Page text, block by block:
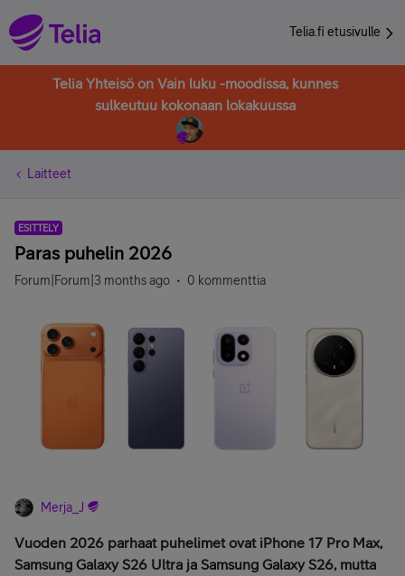
Telia.fi etusivulle
Telia Yhteisö on Vain luku -moodissa, kunnes
sulkeutuu kokonaan lokakuussa
Laitteet
ESITTELY
Paras puhelin 2026
Forum|Forum|3 months ago 0 kommenttia
Merja_J
Vuoden 2026 parhaat puhelimet ovat iPhone 17 Pro Max,
Samsung Galaxy S26 Ultra ja Samsung Galaxy S26, mutta